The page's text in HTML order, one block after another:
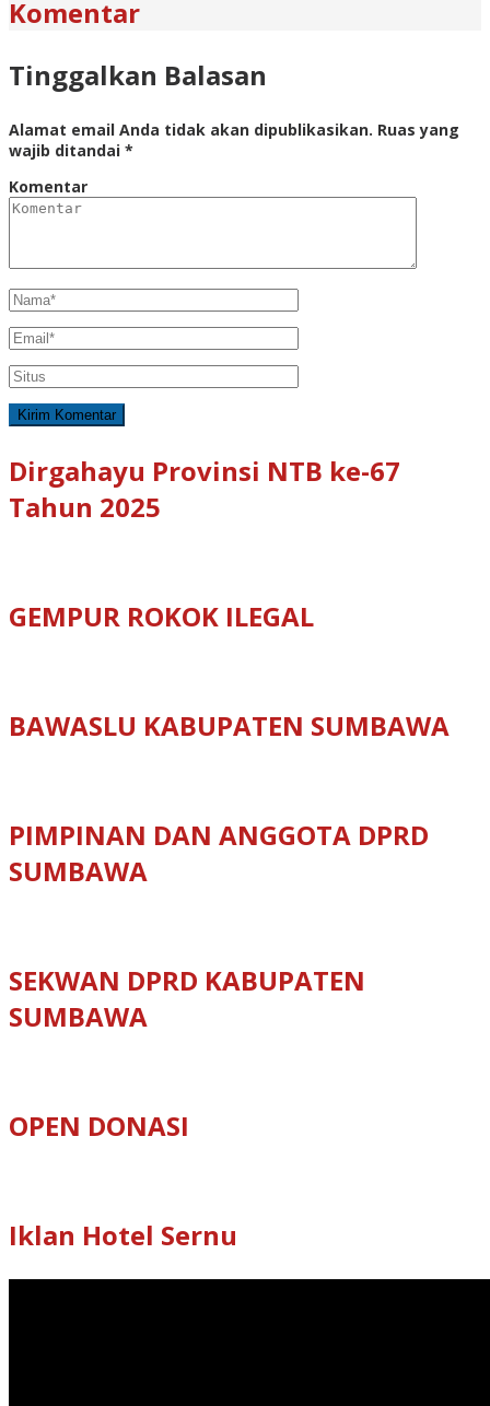
Komentar
Tinggalkan Balasan
Alamat email Anda tidak akan dipublikasikan. Ruas yang
wajib ditandai *
Komentar
Dirgahayu Provinsi NTB ke-67
Tahun 2025
GEMPUR ROKOK ILEGAL
BAWASLU KABUPATEN SUMBAWA
PIMPINAN DAN ANGGOTA DPRD
SUMBAWA
SEKWAN DPRD KABUPATEN
SUMBAWA
OPEN DONASI
Iklan Hotel Sernu